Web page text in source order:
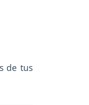
de tus